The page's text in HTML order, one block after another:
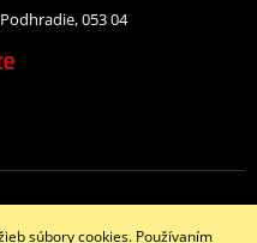
053 04
súbory cookies. Používaním